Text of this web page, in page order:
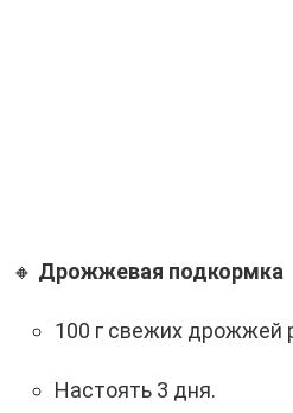
🔸 Дрожжевая подкормка
100 г свежих дрожжей
Настоять 3 дня.